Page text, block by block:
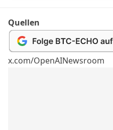
Quellen
x.com/OpenAINewsroom